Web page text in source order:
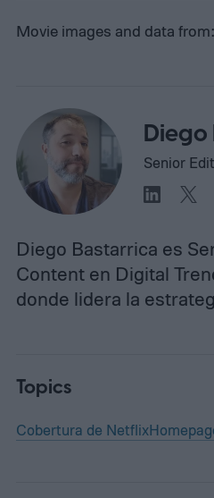
Movie images and data from:
Senior
Diego Bastarrica es
Content en Digital
donde lidera la
Topics
Cobertura de Netflix